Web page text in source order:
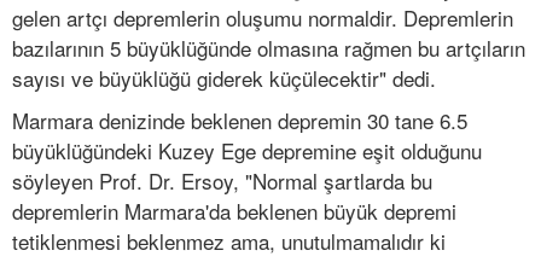
gelen artçı depremlerin oluşumu normaldir. Depremlerin
bazılarının 5 büyüklüğünde olmasına rağmen bu artçıların
sayısı ve büyüklüğü giderek küçülecektir" dedi.
Marmara denizinde beklenen depremin 30 tane 6.5
büyüklüğündeki Kuzey Ege depremine eşit olduğunu
söyleyen Prof. Dr. Ersoy, "Normal şartlarda bu
depremlerin Marmara'da beklenen büyük depremi
tetiklenmesi beklenmez ama, unutulmamalıdır ki